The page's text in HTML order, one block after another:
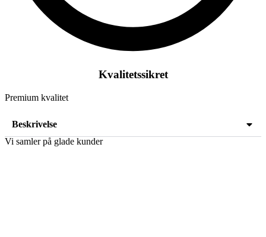
Kvalitetssikret
Premium kvalitet
Beskrivelse
Vi samler på glade kunder